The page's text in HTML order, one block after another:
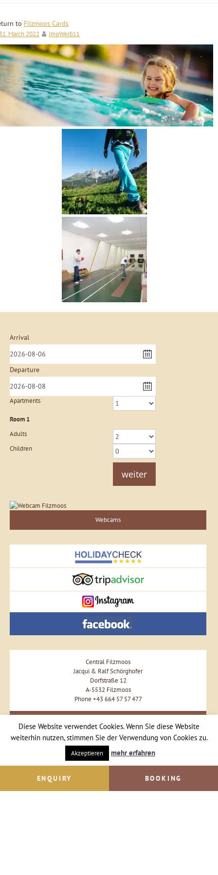
ENQUIRY BOOKING
to Filzmoos Cards
March 2022 ImpWerb11
Arrival
Departure
Apartments
Room 1
Adults
Children
weiter
Webcams
Central Filzmoos
Jacqui & Ralf Schörghofer
Dorfstraße 12
A-5532 Filzmoos
Phone +43 664 57 57 477
Diese Website verwendet Cookies. Wenn Sie diese Website
weiterhin nutzen, stimmen Sie der Verwendung von Cookies zu.
Akzeptieren mehr erfahren